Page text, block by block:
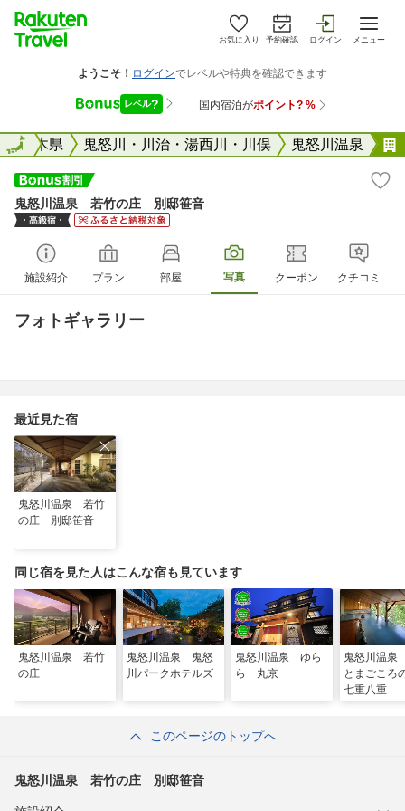
お気に入り 予約確認 ログイン メニュー
全国栃木県 鬼怒川・川治・湯西川・川俣 鬼怒川温泉
全国
鬼怒川温泉 若竹の庄 別邸笹音
施設紹介 プラン 部屋 写真 クーポン クチコミ
フォトギャラリー
最近見た宿
鬼怒川温泉 若竹
の庄 別邸笹音
同じ宿を見た人はこんな宿も見ています
鬼怒川温泉 若竹
の庄
鬼怒川温泉 鬼怒
川パークホテルズ
鬼怒川温泉 ゆら
ら 丸京
鬼怒川温
とまごこ
七重八重
このページのトップへ
鬼怒川温泉 若竹の庄 別邸笹音